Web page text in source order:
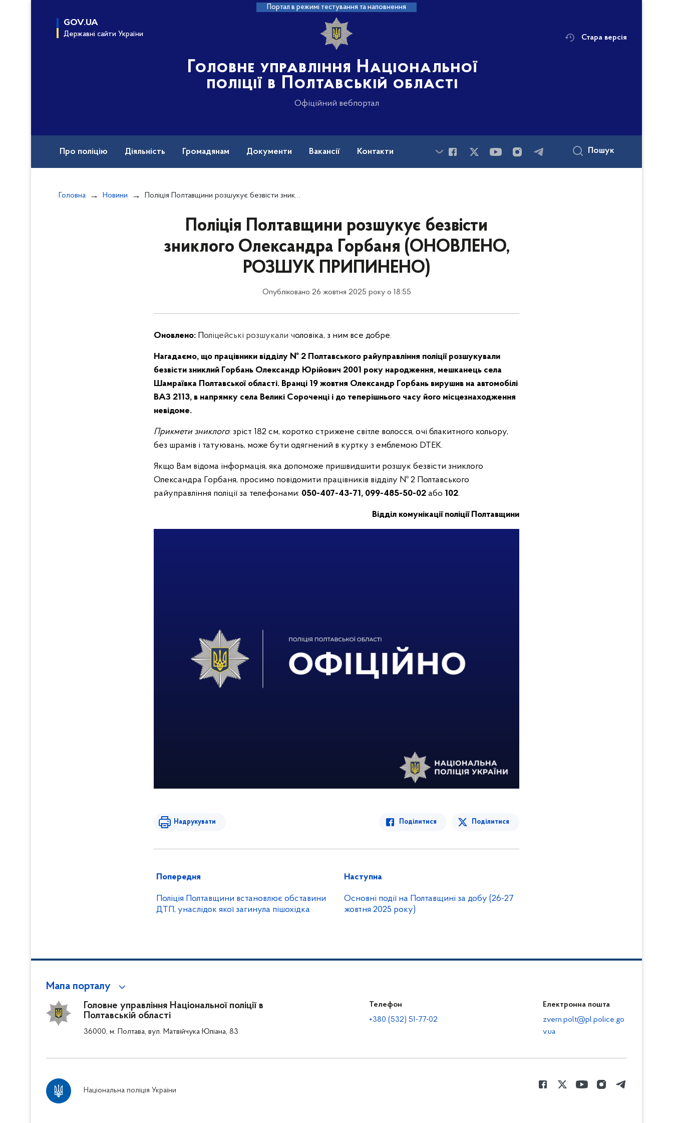
Портал в режимі тестування та наповнення
GOV.UA
Державні сайти України
Головне управління Національної
поліції в Полтавській області
Офіційний вебпортал
Стара версія
Про поліцію Діяльність Громадянам Документи Вакансії Контакти Пошук
Головна Новини Поліція Полтавщини розшукує безвісти зниклого Олександра Горбаня (ОНОВЛЕНО, РОЗШУК ПРИПИНЕНО)
Поліція Полтавщини розшукує безвісти
зниклого Олександра Горбаня (ОНОВЛЕНО,
РОЗШУК ПРИПИНЕНО)
Опубліковано 26 жовтня 2025 року о 18:55
Оновлено: Поліцейські розшукали чоловіка, з ним все добре.
Нагадаємо, що працівники відділу № 2 Полтавського райуправління поліції розшукували
безвісти зниклий Горбань Олександр Юрійович 2001 року народження, мешканець села
Шамраївка Полтавської області. Вранці 19 жовтня Олександр Горбань вирушив на автомобілі
ВАЗ 2113, в напрямку села Великі Сороченці і до теперішнього часу його місцезнаходження
невідоме.
Прикмети зниклого: зріст 182 см, коротко стрижене світле волосся, очі блакитного кольору,
без шрамів і татуювань, може бути одягнений в куртку з емблемою DTEK.
Якщо Вам відома інформація, яка допоможе пришвидшити розшук безвісти зниклого
Олександра Горбаня, просимо повідомити працівників відділу № 2 Полтавського
райуправління поліції за телефонами: 050-407-43-71, 099-485-50-02 або 102.
Відділ комунікації поліції Полтавщини
Надрукувати Поділитися Поділитися
Попередня
Поліція Полтавщини встановлює обставини
ДТП, унаслідок якої загинула пішохідка
Наступна
Основні події на Полтавщині за добу (26-27
жовтня 2025 року)
Мапа порталу
Головне управління Національної поліції в
Полтавській області
36000, м. Полтава, вул. Матвійчука Юліана, 83
Телефон
+380 (532) 51-77-02
Електронна пошта
zvern.polt@pl.police.go
v.ua
Національна поліція України